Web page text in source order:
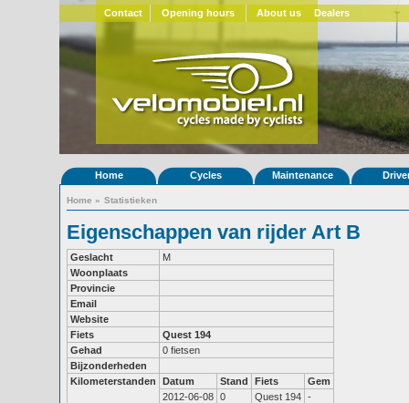
Contact Opening hours About us Dealers
Home Cycles Maintenance
Home » Statistieken
Eigenschappen van rijder Art B
Geslacht
M
Woonplaats
Provincie
Email
Website
Fiets
Quest 194
Gehad
0 fietsen
Bijzonderheden
Kilometerstanden
Datum Stand Fiets
Gem
2012-06-08 0 Quest 194 -